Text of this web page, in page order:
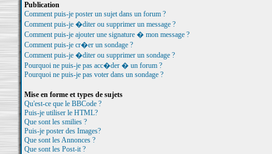
Publication
Comment puis-je poster un sujet dans un forum ?
Comment puis-je �diter ou supprimer un message ?
Comment puis-je ajouter une signature � mon message ?
Comment puis-je cr�er un sondage ?
Comment puis-je �diter ou supprimer un sondage ?
Pourquoi ne puis-je pas acc�der � un forum ?
Pourquoi ne puis-je pas voter dans un sondage ?
Mise en forme et types de sujets
Qu'est-ce que le BBCode ?
Puis-je utiliser le HTML?
Que sont les smilies ?
Puis-je poster des Images?
Que sont les Annonces ?
Que sont les Post-it ?